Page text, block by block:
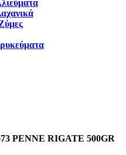
PENNE RIGATE 500GR